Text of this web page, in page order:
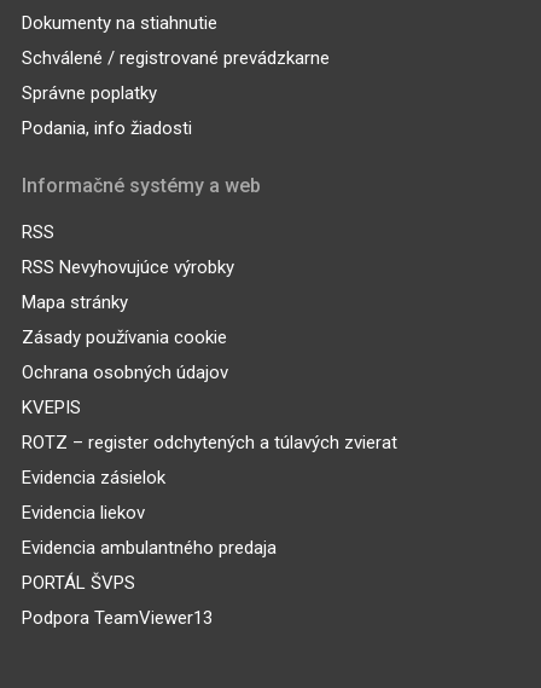
Dokumenty na stiahnutie
Schválené / registrované prevádzkarne
Správne poplatky
Podania, info žiadosti
Informačné systémy a web
RSS
RSS Nevyhovujúce výrobky
Mapa stránky
Zásady používania cookie
Ochrana osobných údajov
KVEPIS
ROTZ – register odchytených a túlavých zvierat
Evidencia zásielok
Evidencia liekov
Evidencia ambulantného predaja
PORTÁL ŠVPS
Podpora TeamViewer13